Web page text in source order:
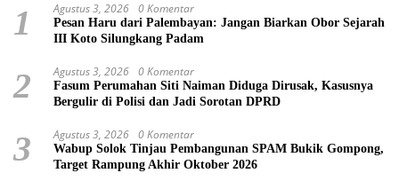
1 Agustus 3, 2026 0 Komentar
Pesan Haru dari Palembayan: Jangan Biarkan Obor Sejarah
III Koto Silungkang Padam
2 Agustus 3, 2026 0 Komentar
Fasum Perumahan Siti Naiman Diduga Dirusak, Kasusnya
Bergulir di Polisi dan Jadi Sorotan DPRD
3 Agustus 3, 2026 0 Komentar
Wabup Solok Tinjau Pembangunan SPAM Bukik Gompong,
Target Rampung Akhir Oktober 2026